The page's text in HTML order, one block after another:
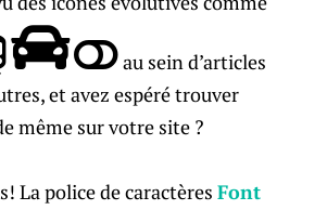
au sein d’articles
et avez espéré trouver
même sur votre site ?
La police de caractères Font